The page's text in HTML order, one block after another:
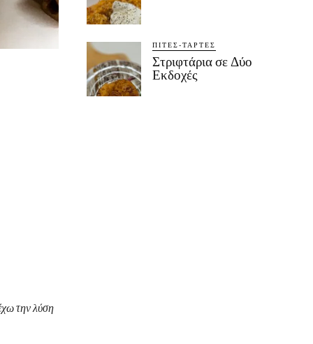
την λύση
ΠΊΤΕΣ-ΤΆΡΤΕΣ
Στριφτάρια σε Δύο
Εκδοχές